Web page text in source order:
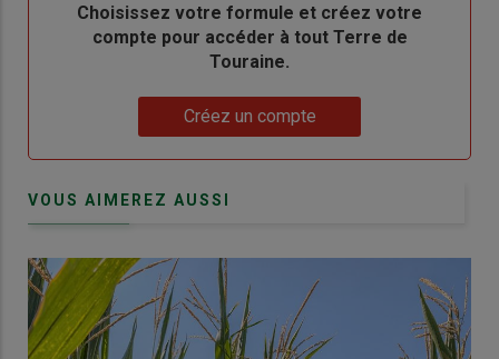
BodyChoisissez votre formule et créez votre
compte pour accéder à tout Terre de
Touraine.
Créez un compte
VOUS AIMEREZ AUSSI